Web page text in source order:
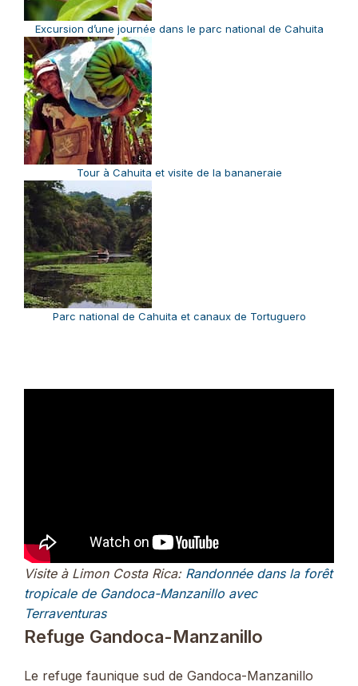
Excursion d’une journée dans le parc national de Cahuita
Tour à Cahuita et visite de la bananeraie
Parc national de Cahuita et canaux de Tortuguero
Visite à Limon Costa Rica: Randonnée dans la forêt
tropicale de Gandoca-Manzanillo avec
Terraventuras
Refuge Gandoca-Manzanillo
Le refuge faunique sud de Gandoca-Manzanillo